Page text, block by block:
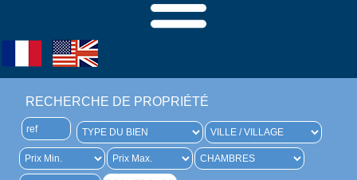
RECHERCHE DE PROPRIÉTÉ